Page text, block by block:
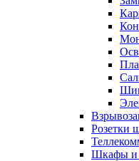
Розетки
Шкафы и